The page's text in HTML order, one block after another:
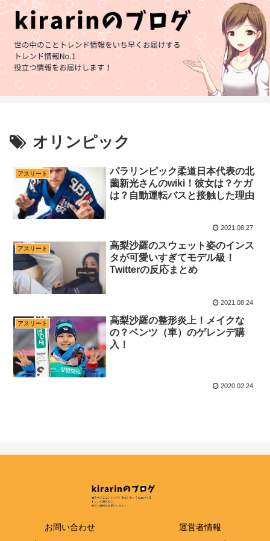
オリンピック
アスリート
パラリンピック柔道日本代表の北
薗新光さんのwiki！彼女は？ケガ
は？自動運転バスと接触した理由
2021.08.27
アスリート
高梨沙羅のスウェット姿のインス
タが可愛いすぎてモデル級！
Twitterの反応まとめ
2021.08.24
アスリート
高梨沙羅の整形炎上！メイクな
の？ベンツ（車）のゲレンデ購
入！
2020.02.24
お問い合わせ
運営者情報